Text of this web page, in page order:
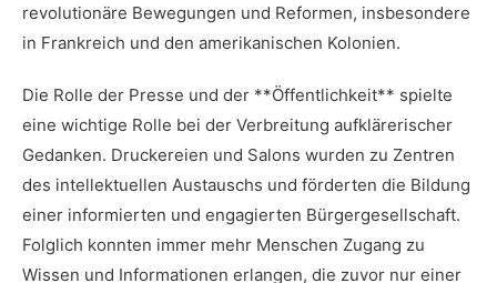
revolutionäre Bewegungen ⁢und Reformen, insbesondere
in ⁤Frankreich und den amerikanischen Kolonien.
Die Rolle der Presse​ und der **Öffentlichkeit** spielte
eine wichtige Rolle ⁢bei der Verbreitung aufklärerischer
Gedanken. Druckereien ‍und Salons wurden zu‌ Zentren
‌des intellektuellen ⁢Austauschs und‍ förderten die​ Bildung
einer⁤ informierten und engagierten‌ Bürgergesellschaft.
Folglich ​konnten immer mehr Menschen Zugang zu
Wissen und Informationen erlangen, die zuvor⁢ nur einer